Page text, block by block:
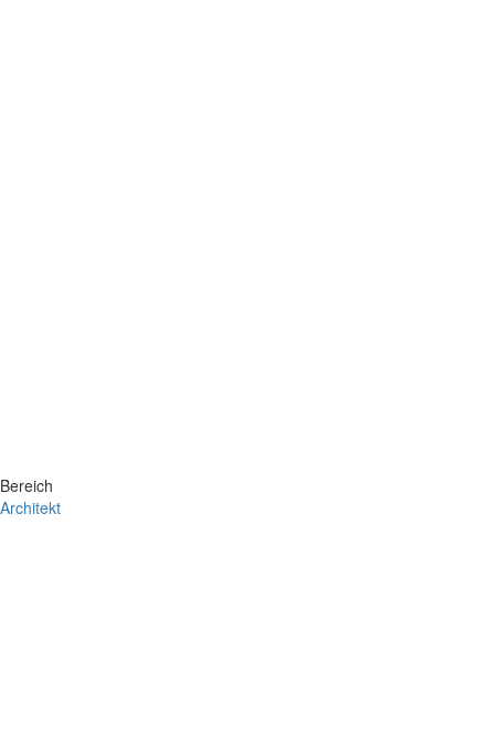
Bereich
Architekt